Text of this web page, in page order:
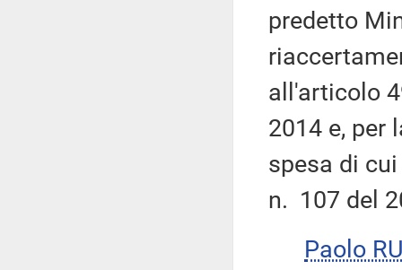
predetto
all'articolo
2014 e, per
spesa di
n. 107 del
Paolo